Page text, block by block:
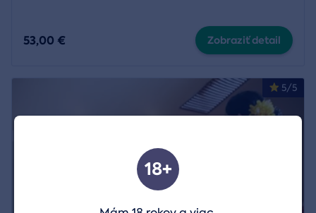
53,00 € Zobraziť detail
5/5
18+